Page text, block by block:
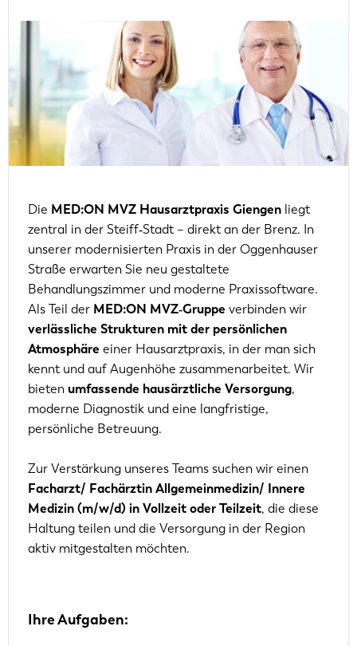
Die MED:ON MVZ Hausarztpraxis Giengen liegt
zentral in der Steiff‑Stadt – direkt an der Brenz. In
unserer modernisierten Praxis in der Oggenhauser
Straße erwarten Sie neu gestaltete
Behandlungszimmer und moderne Praxissoftware.
Als Teil der MED:ON MVZ‑Gruppe verbinden wir
verlässliche Strukturen mit der persönlichen
Atmosphäre einer Hausarztpraxis, in der man sich
kennt und auf Augenhöhe zusammenarbeitet. Wir
bieten umfassende hausärztliche Versorgung,
moderne Diagnostik und eine langfristige,
persönliche Betreuung.
Zur Verstärkung unseres Teams suchen wir einen
Facharzt/ Fachärztin Allgemeinmedizin/ Innere
Medizin (m/w/d) in Vollzeit oder Teilzeit, die diese
Haltung teilen und die Versorgung in der Region
aktiv mitgestalten möchten.
Ihre Aufgaben: